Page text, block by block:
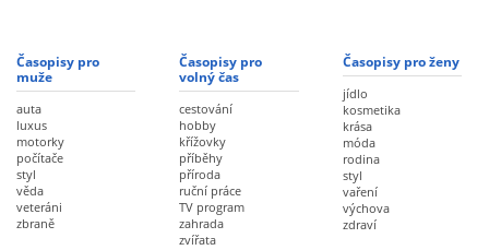
Časopisy pro
muže
auta
luxus
motorky
počítače
styl
věda
veteráni
zbraně
Časopisy pro
volný čas
cestování
hobby
křížovky
příběhy
příroda
ruční práce
TV program
zahrada
zvířata
Časopisy pro ženy
jídlo
kosmetika
krása
móda
rodina
styl
vaření
výchova
zdraví